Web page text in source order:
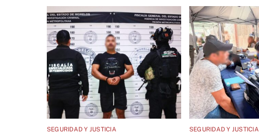
SEGURIDAD Y JUSTICIA SEGURIDAD Y JUSTICIA